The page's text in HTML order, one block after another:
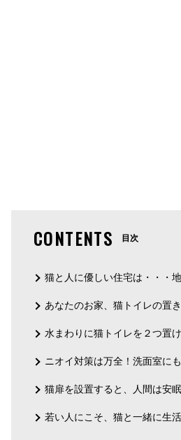
CONTENTS 目次
猫と人に優しい住宅は・・・
あなたのお家、猫トイレの置
水まわりに猫トイレを２つ置
ニオイ対策は万全！洗面室に
猫扉を設置すると、人間は安
若い人にこそ、猫と一緒に生